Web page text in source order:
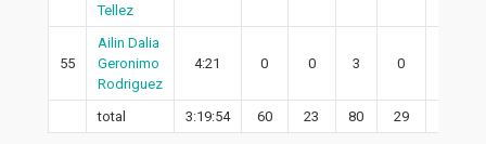
Tellez
55
Ailin Dalia
Geronimo
Rodriguez
4:21 0 0 3 0
total 3:19:54 60 23 80 29